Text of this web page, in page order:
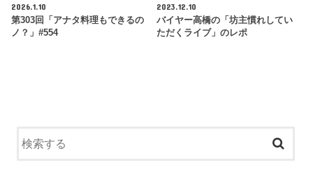
2026.1.10
第303回「アナタ料理もできるの
ノ？」#554
2023.12.10
バイヤー高橋の「坊主慣れしてい
ただくライブ」のレポ